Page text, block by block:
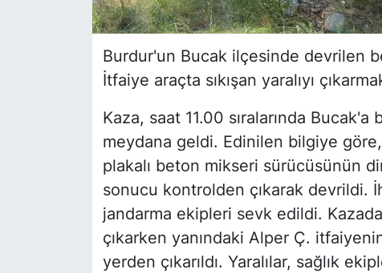
Burdur'un Bucak ilçesinde devrilen
İtfaiye araçta sıkışan yaralıyı
Kaza, saat 11.00 sıralarında Bucak'a
meydana geldi. Edinilen bilgiye
plakalı beton mikseri sürücüsünün
sonucu kontrolden çıkarak devrildi.
jandarma ekipleri sevk edildi.
çıkarken yanındaki Alper Ç. itfaiyenin
yerden çıkarıldı. Yaralılar, sağlık